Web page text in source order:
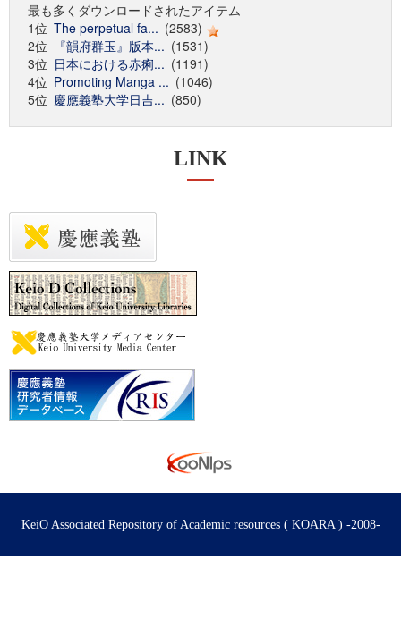
最も多くダウンロードされたアイテム
1位 The perpetual fa... (2583)
2位
『韻府群玉』版本... (1531)
3位 日本における赤痢... (1191)
4位 Promoting Manga ... (1046)
5位 慶應義塾大学日吉... (850)
LINK
KeiO Associated Repository of Academic resources ( KOARA ) -2008-